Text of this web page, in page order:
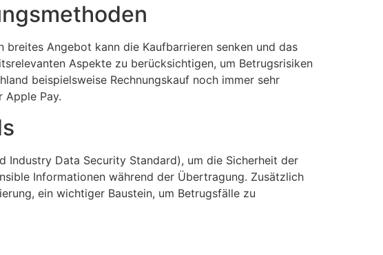
Angebot kann die Kaufbarrieren senken und das
Aspekte zu berücksichtigen, um Betrugsrisiken
beispielsweise Rechnungskauf noch immer sehr
Apple Pay.
Industry Data Security Standard), um die Sicherheit der
Informationen während der Übertragung. Zusätzlich
ein wichtiger Baustein, um Betrugsfälle zu